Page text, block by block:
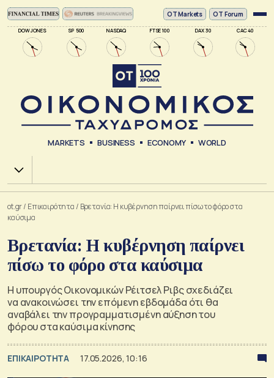
DOW JONES SP 500 NASDAQ FTSE 100 DAX 30 CAC 40
ΟΤ Markets OT Forum
MARKETS BUSINESS ECONOMY WORLD
Χ.Α.
ot.gr/ Επικαιρότητα / Βρετανία: Η κυβέρνηση παίρνει πίσω το φόρο στα
καύσιμα
Βρετανία: Η κυβέρνηση παίρνει
πίσω το φόρο στα καύσιμα
Η υπουργός Οικονομικών Ρέιτσελ Ριβς σχεδιάζει
να ανακοινώσει την επόμενη εβδομάδα ότι θα
αναβάλει την προγραμματισμένη αύξηση του
φόρου στα καύσιμα κίνησης
ΕΠΙΚΑΙΡΟΤΗΤΑ 17.05.2026, 10:16